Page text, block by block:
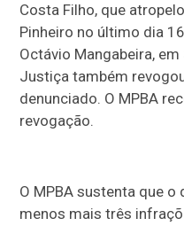
Costa Filho, que
Pinheiro no último dia
Octávio Mangabeira,
Justiça também
denunciado. O MPBA
revogação.
O MPBA sustenta que
menos mais três